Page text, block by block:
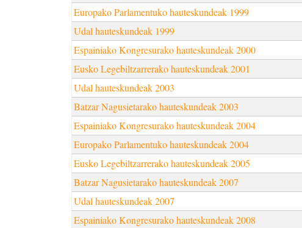
Europako Parlamentuko hauteskundeak 1999
Udal hauteskundeak 1999
Espainiako Kongresurako hauteskundeak 2000
Eusko Legebiltzarrerako hauteskundeak 2001
Udal hauteskundeak 2003
Batzar Nagusietarako hauteskundeak 2003
Espainiako Kongresurako hauteskundeak 2004
Europako Parlamentuko hauteskundeak 2004
Eusko Legebiltzarrerako hauteskundeak 2005
Batzar Nagusietarako hauteskundeak 2007
Udal hauteskundeak 2007
Espainiako Kongresurako hauteskundeak 2008